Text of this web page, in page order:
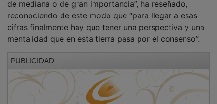
reconociendo de este modo que “para llegar a esas
cifras finalmente hay que tener una perspectiva y una
mentalidad que en esta tierra pasa por el consenso”.